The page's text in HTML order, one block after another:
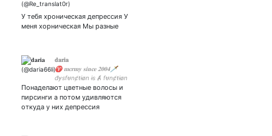
У тебя хроническая депрессия У
меня хорническая Мы разные
𝐝𝐚𝐫𝐢𝐚
♈️ 𝐦𝐜𝐫𝐦𝐲 𝐬𝐢𝐧𝐜𝐞 𝟐𝟎𝟎𝟒🗡
đɏsfᵾnȼŧɨøn ɨs Ⱥ fᵾnȼŧɨøn
Понаделают цветные волосы и
пирсинги а потом удивляются
откуда у них депрессия